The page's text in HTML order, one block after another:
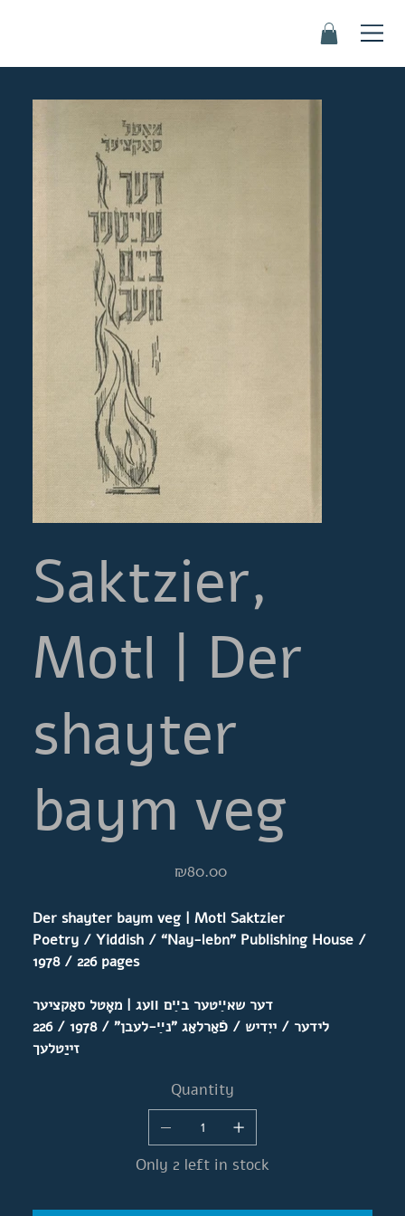
Saktzier,
Motl | Der
shayter
baym veg
₪80.00
Der shayter baym veg | Motl Saktzier
Poetry / Yiddish / “Nay-lebn” Publishing House /
1978 / 226 pages
דער שאײַטער בײַם װעג | מאָטל סאַקציער
לידער / ייִדיש / פֿאַרלאַג "נײַ-לעבן" / 1978 / 226
זייַטלעך
Quantity
Only 2 left in stock